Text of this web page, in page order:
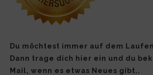
Du möchtest immer auf dem
Dann trage dich hier ein und du
Mail, wenn es etwas Neues gibt..